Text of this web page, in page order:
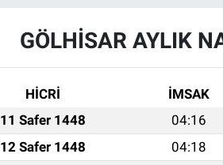
GÖLHİSAR AYLIK
HİCRİ İMSAK
11 Safer 1448 04:16
12 Safer 1448 04:18